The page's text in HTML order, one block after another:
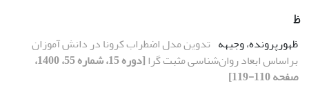
ظ
ظهورپرونده، وجیهه تدوین مدل اضطراب کرونا در دانش ‏آموزان
براساس ابعاد روان‌شناسی مثبت‏ گرا
[دوره 15، شماره 55، 1400،
صفحه 110-119]